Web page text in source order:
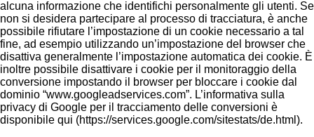
alcuna informazione che identifichi personalmente gli utenti. Se
non si desidera partecipare al processo di tracciatura, è anche
possibile rifiutare l’impostazione di un cookie necessario a tal
fine, ad esempio utilizzando un’impostazione del browser che
disattiva generalmente l’impostazione automatica dei cookie. È
inoltre possibile disattivare i cookie per il monitoraggio della
conversione impostando il browser per bloccare i cookie dal
dominio “www.googleadservices.com”. L’informativa sulla
privacy di Google per il tracciamento delle conversioni è
disponibile qui (https://services.google.com/sitestats/de.html).